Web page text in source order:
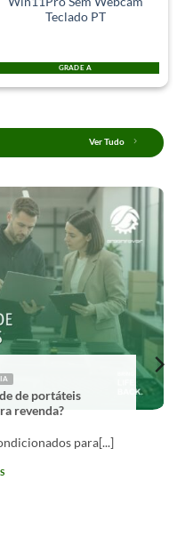
Teclado PT
GRADE A
Ver Tudo
CATEGORIA
A em equipamentos
recondicionados